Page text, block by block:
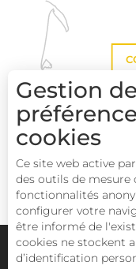
Plan du site
Gestion
cookies
Ce site web active
des outils de mesure
fonctionnalités
configurer votre
être informé de
cookies ne stockent
d’identification